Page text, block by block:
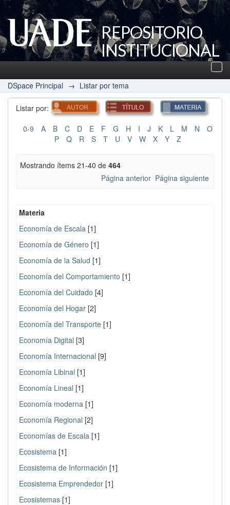
REPOSITORIO
INSTITUCIONAL
UADE
DSpace Principal → Listar por tema
Listar por:
0-9 A B C D E F G H I J K L M N
O
P
Q R S T U V W X Y Z
Mostrando ítems 21-40 de 464
Página anterior Página siguiente
Materia
Economía de Escala [1]
Economía de Género [1]
Economía de la Salud [1]
Economía del Comportamiento [1]
Economía del Cuidado [4]
Economía del Hogar [2]
Economía del Transporte [1]
Economía Digital [3]
Economía Internacional [9]
Economía Libinal [1]
Economía Lineal [1]
Economía moderna [1]
Economía Regional [2]
Economías de Escala [1]
Ecosistema [1]
Ecosistema de Información [1]
Ecosistema Emprendedor [1]
Ecosistemas [1]